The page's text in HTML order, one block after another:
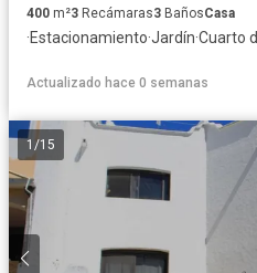
400 m²3 Recámaras3 BañosCasa
·Estacionamiento·Jardín·Cuarto
Actualizado hace 0 semanas
1 /15